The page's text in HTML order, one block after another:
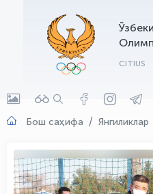
CITIUS
Бош саҳифа Янгиликлар
OLYMPCHIK AI -
Онлайн · olympic.uz